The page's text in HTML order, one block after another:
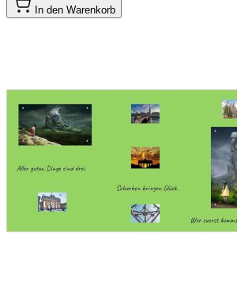
In den Warenkorb